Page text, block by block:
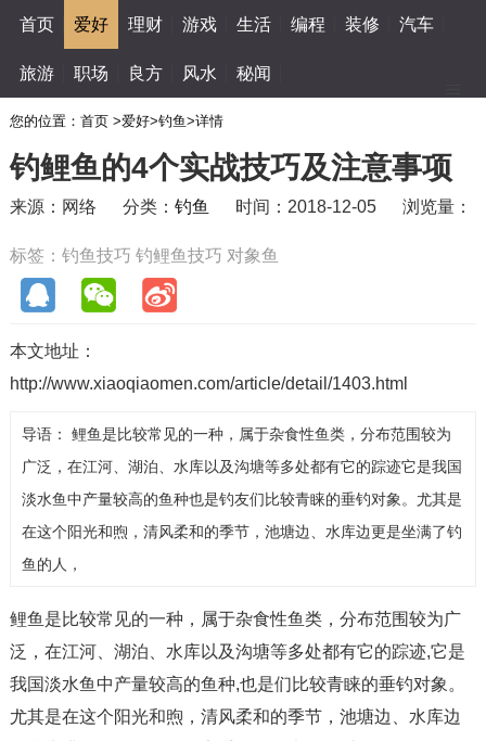
首页 爱好 理财 游戏 生活 编程 装修 汽车
旅游 职场 良方 风水 秘闻
您的位置： 首页 >爱好>钓鱼>详情
钓鲤鱼的4个实战技巧及注意事项
来源：网络 分类： 钓鱼 时间：2018-12-05 浏览量：
标签： 钓鱼技巧 钓鲤鱼技巧 对象鱼
本文地址：
http://www.xiaoqiaomen.com/article/detail/1403.html
导语： 鲤鱼是比较常见的一种，属于杂食性鱼类，分布范围较为
广泛，在江河、湖泊、水库以及沟塘等多处都有它的踪迹它是我国
淡水鱼中产量较高的鱼种也是钓友们比较青睐的垂钓对象。尤其是
在这个阳光和煦，清风柔和的季节，池塘边、水库边更是坐满了钓
鱼的人，
鲤鱼是比较常见的一种，属于杂食性鱼类，分布范围较为广
泛，在江河、湖泊、水库以及沟塘等多处都有它的踪迹,它是
我国淡水鱼中产量较高的鱼种,也是们比较青睐的垂钓对象。
尤其是在这个阳光和煦，清风柔和的季节，池塘边、水库边